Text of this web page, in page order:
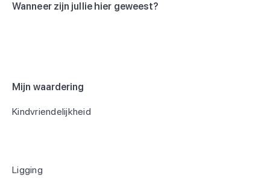
Wanneer zijn jullie hier geweest?
Mijn waardering
Kindvriendelijkheid
Ligging